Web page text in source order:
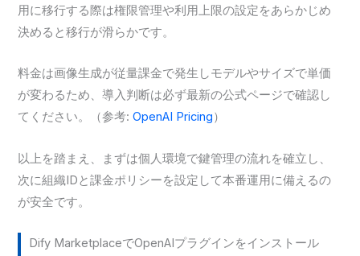
用に移行する際は権限管理や利用上限の設定をあらかじめ
決めると移行が滑らかです。
料金は画像生成が従量課金で発生しモデルやサイズで単価
が変わるため、導入判断は必ず最新の公式ページで確認し
てください。（参考:OpenAI Pricing）
以上を踏まえ、まずは個人環境で鍵管理の流れを確立し、
次に組織IDと課金ポリシーを設定して本番運用に備えるの
が安全です。
Dify MarketplaceでOpenAIプラグインをインストール